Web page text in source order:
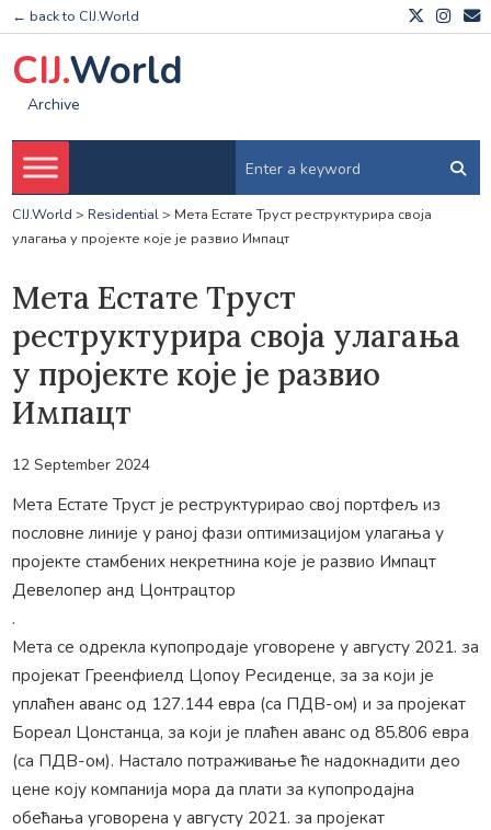
← back to CIJ.World
CIJ.World
Archive
CIJ.World > Residential> Мета Естате Труст реструктурира своја
улагања у пројекте које је развио Импацт
Мета Естате Труст
реструктурира своја улагања
у пројекте које је развио
Импацт
12 September 2024
Мета Естате Труст је реструктурирао свој портфељ из
пословне линије у раној фази оптимизацијом улагања у
пројекте стамбених некретнина које је развио Импацт
Девелопер анд Цонтрацтор
.
Мета се одрекла купопродаје уговорене у августу 2021. за
пројекат Греенфиелд Цопоу Ресиденце, за за који је
уплаћен аванс од 127.144 евра (са ПДВ-ом) и за пројекат
Бореал Цонстанца, за који је плаћен аванс од 85.806 евра
(са ПДВ-ом). Настало потраживање ће надокнадити део
цене коју компанија мора да плати за купопродајна
обећања уговорена у августу 2021. за пројекат